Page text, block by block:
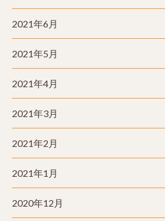
2021年6月
2021年5月
2021年4月
2021年3月
2021年2月
2021年1月
2020年12月